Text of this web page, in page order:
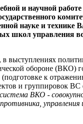
и научной
науке и
школ управления
обороне (ВКО)
к
и группировок ВС
система ВКО -
управления